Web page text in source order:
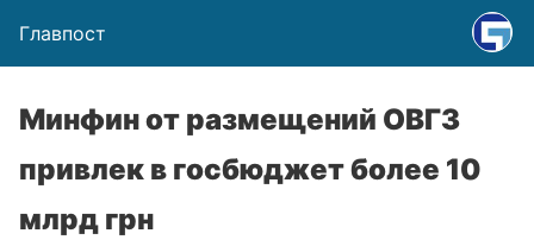
Главпост
Минфин от размещений ОВГЗ
привлек в госбюджет более 10
млрд грн